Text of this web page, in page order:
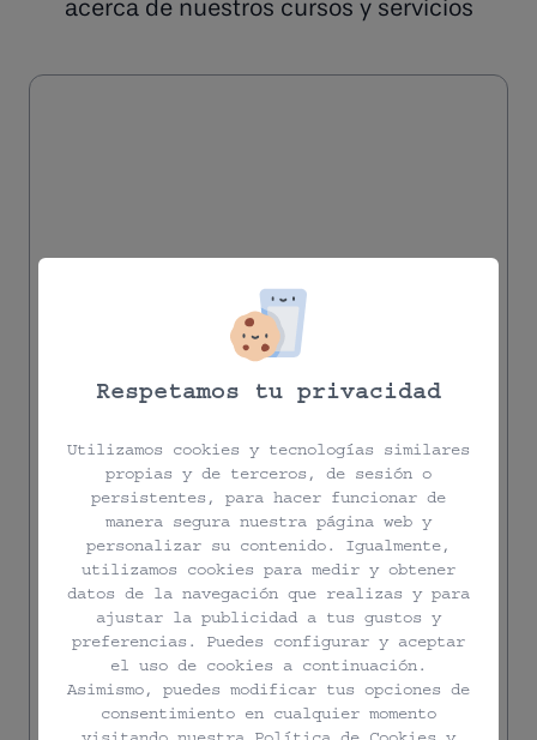
acerca de nuestros cursos y servicios
Respetamos tu privacidad
Utilizamos cookies y tecnologías similares
propias y de terceros, de sesión o
persistentes, para hacer funcionar de
manera segura nuestra página web y
personalizar su contenido. Igualmente,
utilizamos cookies para medir y obtener
datos de la navegación que realizas y para
ajustar la publicidad a tus gustos y
preferencias. Puedes configurar y aceptar
el uso de cookies a continuación.
Asimismo, puedes modificar tus opciones de
consentimiento en cualquier momento